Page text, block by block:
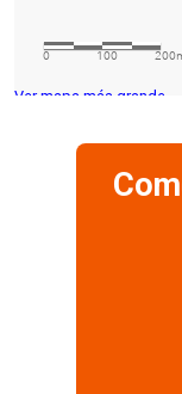
Ver mapa más grande